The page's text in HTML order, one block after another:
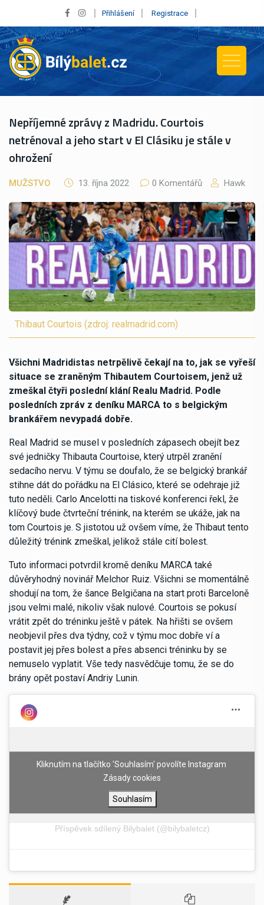
Přihlášení Registrace
Nepříjemné zprávy z Madridu. Courtois
netrénoval a jeho start v El Clásiku je stále v
ohrožení
MUŽSTVO 13. října 2022 0 Komentářů Hawk
Thibaut Courtois (zdroj: realmadrid.com)
Všichni Madridistas netrpělivě čekají na to, jak se vyřeší
situace se zraněným Thibautem Courtoisem, jenž už
zmeškal čtyři poslední klání Realu Madrid. Podle
posledních zpráv z deníku MARCA to s belgickým
brankářem nevypadá dobře.
Real Madrid se musel v posledních zápasech obejít bez
své jedničky Thibauta Courtoise, který utrpěl zranění
sedacího nervu. V týmu se doufalo, že se belgický brankář
stihne dát do pořádku na El Clásico, které se odehraje již
tuto neděli. Carlo Ancelotti na tiskové konferenci řekl, že
klíčový bude čtvrteční trénink, na kterém se ukáže, jak na
tom Courtois je. S jistotou už ovšem víme, že Thibaut tento
důležitý trénink zmeškal, jelikož stále cití bolest.
Tuto informaci potvrdil kromě deníku MARCA také
důvěryhodný novinář Melchor Ruiz. Všichni se momentálně
shodují na tom, že šance Belgičana na start proti Barceloně
jsou velmi malé, nikoliv však nulové. Courtois se pokusí
vrátit zpět do tréninku ještě v pátek. Na hřišti se ovšem
neobjevil přes dva týdny, což v týmu moc dobře ví a
postavit jej přes bolest a přes absenci tréninku by se
nemuselo vyplatit. Vše tedy nasvědčuje tomu, že se do
brány opět postaví Andriy Lunin.
Příspěvek sdílený Bilybalet (@bilybaletcz)
Kliknutím na tlačítko 'Souhlasím' povolíte Instagram
Zásady cookies
Souhlasím